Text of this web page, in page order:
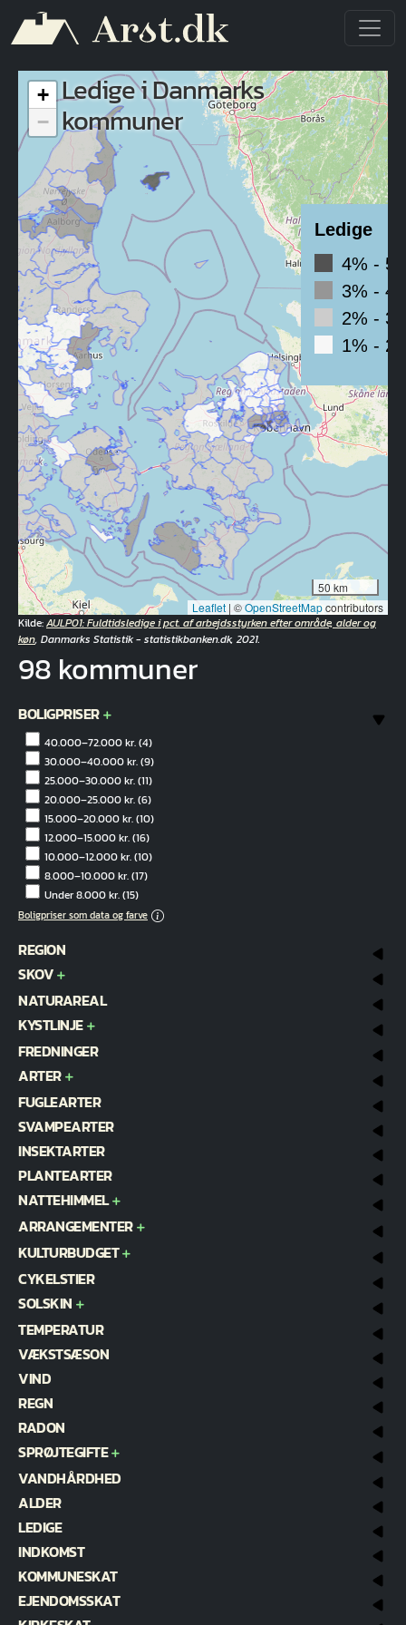
BOLIGPRISER
40.000–72.000 kr.(4)
30.000–40.000 kr.(9)
25.000–30.000 kr.(11)
20.000–25.000 kr.(6)
15.000–20.000 kr.(10)
12.000–15.000 kr.(16)
10.000–12.000 kr.(10)
8.000–10.000 kr.(17)
Under 8.000 kr.(15)
Boligpriser som data og farve
REGION
SKOV
NATURAREAL
KYSTLINJE
FREDNINGER
ARTER
FUGLEARTER
SVAMPEARTER
INSEKTARTER
PLANTEARTER
NATTEHIMMEL
ARRANGEMENTER
KULTURBUDGET
CYKELSTIER
SOLSKIN
TEMPERATUR
VÆKSTSÆSON
VIND
REGN
RADON
SPRØJTEGIFTE
VANDHÅRDHED
ALDER
LEDIGE
INDKOMST
KOMMUNESKAT
EJENDOMSSKAT
Ledige i Danmarks
kommuner
Ledige
4% -
3% -
2% -
1% -
+
−
50 km
Leaflet | ©OpenStreetMapcontributors
Kilde:AULP01: Fuldtidsledige i pct. af arbejdsstyrken efter område, alder og
køn, Danmarks Statistik - statistikbanken.dk, 2021.
98 kommuner